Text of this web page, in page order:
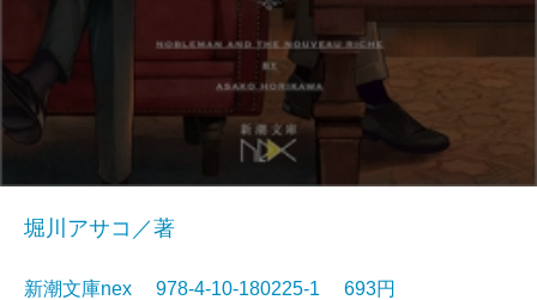
堀川アサコ／著
新潮文庫nex 978-4-10-180225-1 693円